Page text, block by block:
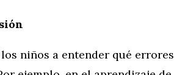
niños a entender qué errores